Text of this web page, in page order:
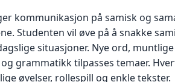
kommunikasjon på samisk og
Studenten vil øve på å snakke
situasjoner. Nye ord,
grammatikk tilpasses temaer.
øvelser, rollespill og enkle tekster.